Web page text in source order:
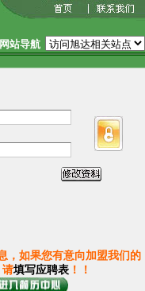
网站导航
，如果您有意向加盟我们的
请填写应聘表！！